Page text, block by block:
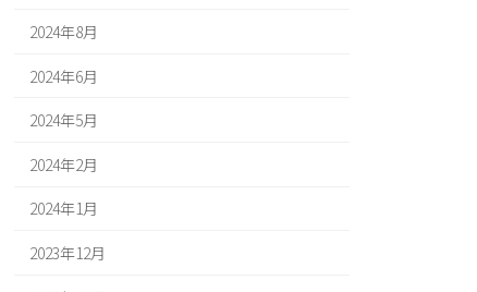
2024年8月
2024年6月
2024年5月
2024年2月
2024年1月
2023年12月